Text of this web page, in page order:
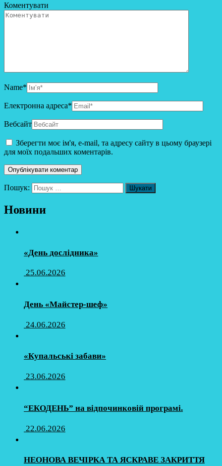
Коментувати
Name*
Електронна адреса*
Вебсайт
Зберегти моє ім'я, e-mail, та адресу сайту в цьому браузері
для моїх подальших коментарів.
Пошук:
Новини
«День дослідника»
25.06.2026
День «Майстер-шеф»
24.06.2026
«Купальські забави»
23.06.2026
“ЕКОДЕНЬ” на відпочинковій програмі.
22.06.2026
НЕОНОВА ВЕЧІРКА ТА ЯСКРАВЕ ЗАКРИТТЯ